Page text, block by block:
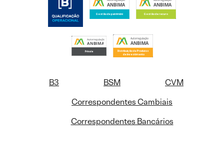
B3 BSM
CVM
Correspondentes Cambiais
Correspondentes Bancários